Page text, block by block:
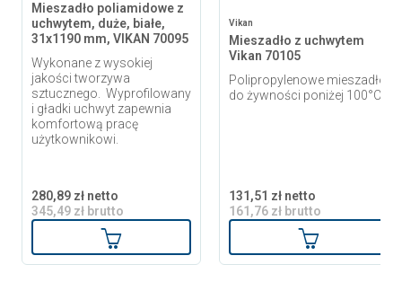
Mieszadło poliamidowe z
uchwytem, duże, białe,
31x1190 mm, VIKAN 70095
Wykonane z wysokiej
jakości tworzywa
sztucznego. Wyprofilowany
i gładki uchwyt zapewnia
komfortową pracę
użytkownikowi.
280,89 zł netto
345,49 zł brutto
Dodaj do koszyka
Vikan
Mieszadło z uchwytem
Vikan 70105
Polipropylenowe mieszadło
do żywności poniżej 100°C
131,51 zł netto
161,76 zł brutto
Dodaj do